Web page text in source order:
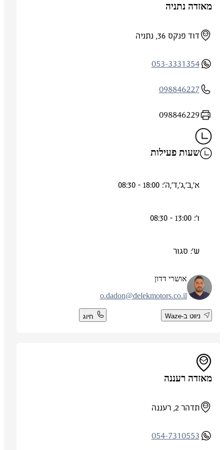
מאזדה נתניה
דוד פנקס 36, נתניה
053-3331354
098846227
098846229
שעות פעילות
א',ב',ג',ד',ה': 18:00 - 08:30
ש': סגור
אושרי דדון
o.dadon@delekmotors.co.il
ניווט ב-Waze חיוג
מאזדה רעננה
תדהר 2, רעננה
054-7310553